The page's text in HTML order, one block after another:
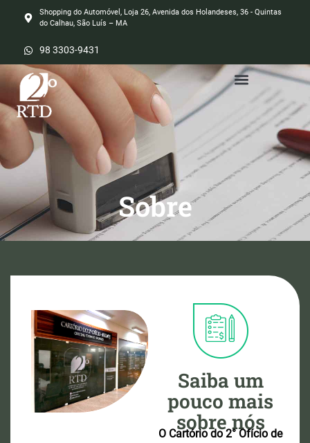
Shopping do Automóvel, Loja 26, Avenida dos Holandeses, 36 - Quintas
do Calhau, São Luís – MA
98 3303-9431
Sobre
Saiba um
pouco mais
sobre nós
O Cartório do 2° Ofício de